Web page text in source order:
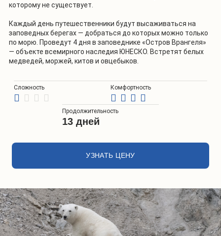
которому не существует.
Каждый день путешественники будут высаживаться на
заповедных берегах — добраться до которых можно только
по морю. Проведут 4 дня в заповеднике «Остров Врангеля»
— объекте всемирного наследия ЮНЕСКО. Встретят белых
медведей, моржей, китов и овцебыков.
Сложность Комфортность
Продолжительность
13 дней
УЗНАТЬ ЦЕНУ